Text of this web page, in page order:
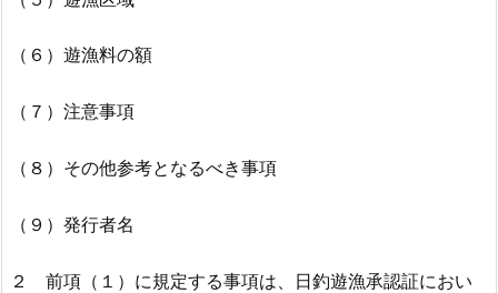
（６）遊漁料の額
（７）注意事項
（８）その他参考となるべき事項
（９）発行者名
２ 前項（１）に規定する事項は、日釣遊漁承認証におい